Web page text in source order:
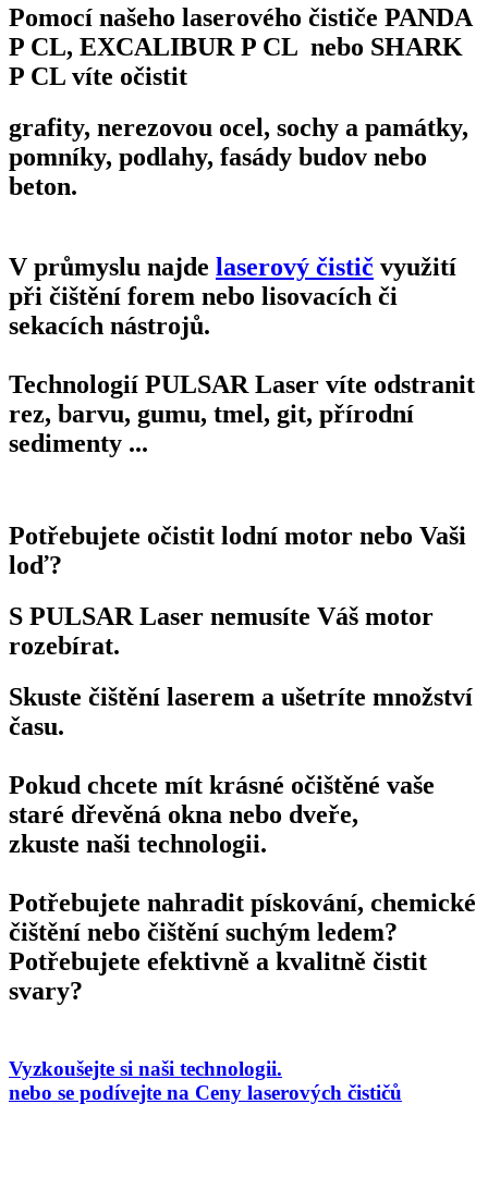
Pomocí našeho laserového čističe PANDA
P CL, EXCALIBUR P CL nebo SHARK
P CL víte očistit
grafity, nerezovou ocel, sochy a památky,
pomníky, podlahy, fasády budov nebo
beton.
V průmyslu najde laserový čistič využití
při čištění forem nebo lisovacích či
sekacích nástrojů.
Technologií PULSAR Laser víte odstranit
rez, barvu, gumu, tmel, git, přírodní
sedimenty ...
Potřebujete očistit lodní motor nebo Vaši
loď?
S PULSAR Laser nemusíte Váš motor
rozebírat.
Skuste čištění laserem a ušetríte množství
času.
Pokud chcete mít krásné očištěné vaše
staré dřevěná okna nebo dveře,
zkuste naši technologii.
Potřebujete nahradit pískování, chemické
čištění nebo čištění suchým ledem?
Potřebujete efektivně a kvalitně čistit
svary?
Vyzkoušejte si naši technologii.
nebo se podívejte na Ceny laserových čističů